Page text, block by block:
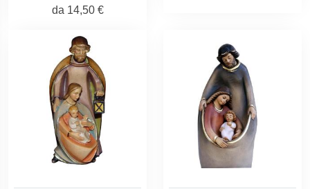
da 14,50 €